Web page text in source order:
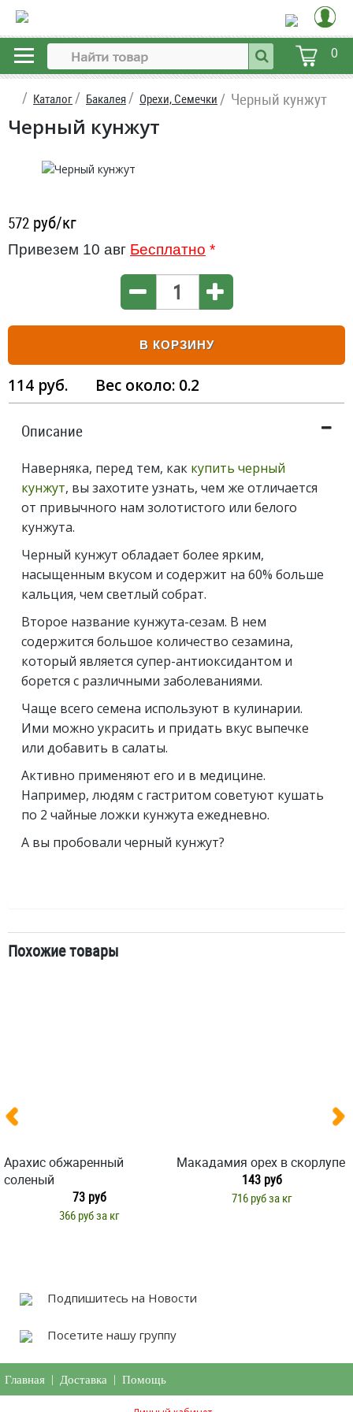
0
Каталог Бакалея Орехи, Семечки Черный кунжут
Черный кунжут
572 руб/кг
Привезем 10 авг Бесплатно *
В КОРЗИНУ
114 руб. Вес около: 0.2
Описание
Наверняка, перед тем, как купить черный
кунжут, вы захотите узнать, чем же отличается
от привычного нам золотистого или белого
кунжута.
Черный кунжут обладает более ярким,
насыщенным вкусом и содержит на 60% больше
кальция, чем светлый собрат.
Второе название кунжута-сезам. В нем
содержится большое количество сезамина,
который является супер-антиоксидантом и
борется с различными заболеваниями.
Чаще всего семена используют в кулинарии.
Ими можно украсить и придать вкус выпечке
или добавить в салаты.
Активно применяют его и в медицине.
Например, людям с гастритом советуют кушать
по 2 чайные ложки кунжута ежедневно.
А вы пробовали черный кунжут?
Похожие товары
Арахис обжаренный
соленый
73 руб
366 руб за кг
Макадамия орех в скорлупе
143 руб
716 руб за кг
Подпишитесь на Новости
Посетите нашу группу
Главная Доставка Помощь